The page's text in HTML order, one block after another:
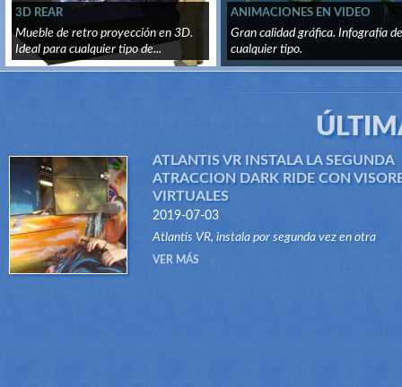
3D REAR
Mueble de retro proyección en 3D.
Ideal para cualquier tipo de...
ANIMACIONES EN VIDEO
Gran calidad gráfica. Infografía de
cualquier tipo.
ATLANTIS VR INSTALA LA SEGUNDA
ATRACCION DARK RIDE CON
VIRTUALES
2019-07-03
Atlantis VR, instala por segunda vez en otra
atracción del tipo Dark Ride, su sistema "VR
VER MÁS